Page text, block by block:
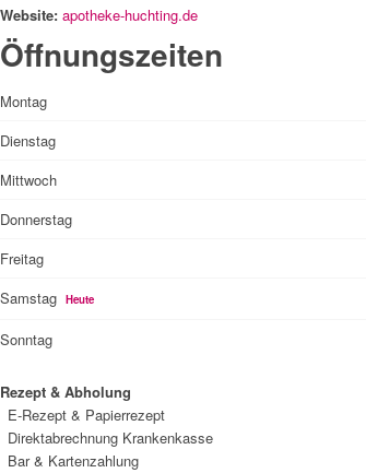
Website: apotheke-huchting.de
Öffnungszeiten
Montag
Dienstag
Mittwoch
Donnerstag
Freitag
Samstag Heute
Sonntag
Rezept & Abholung
E-Rezept & Papierrezept
Direktabrechnung Krankenkasse
Bar & Kartenzahlung